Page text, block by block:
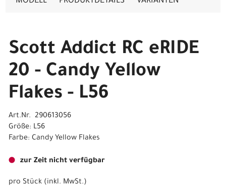
Scott Addict RC eRIDE
20 - Candy Yellow
Flakes - L56
Art.Nr. 290613056
Größe: L56
Farbe: Candy Yellow Flakes
zur Zeit nicht verfügbar
pro Stück (inkl. MwSt.)